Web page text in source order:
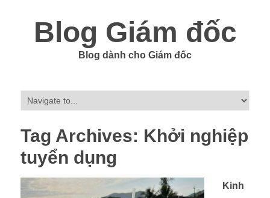
Blog Giám đốc
Blog dành cho Giám đốc
Tag Archives: Khởi nghiệp
tuyển dụng
Kinh